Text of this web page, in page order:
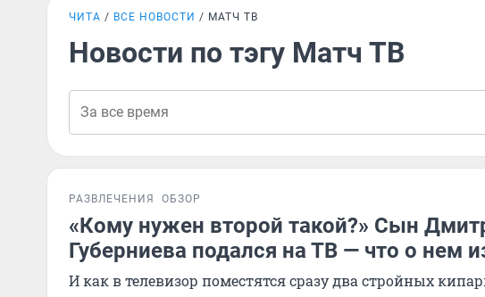
ЧИТА ВСЕ НОВОСТИ МАТЧ ТВ
Новости по тэгу Матч ТВ
РАЗВЛЕЧЕНИЯ ОБЗОР
«Кому нужен второй такой?» Сын
Губерниева подался на ТВ — что о нем
И как в телевизор поместятся сразу два стройных